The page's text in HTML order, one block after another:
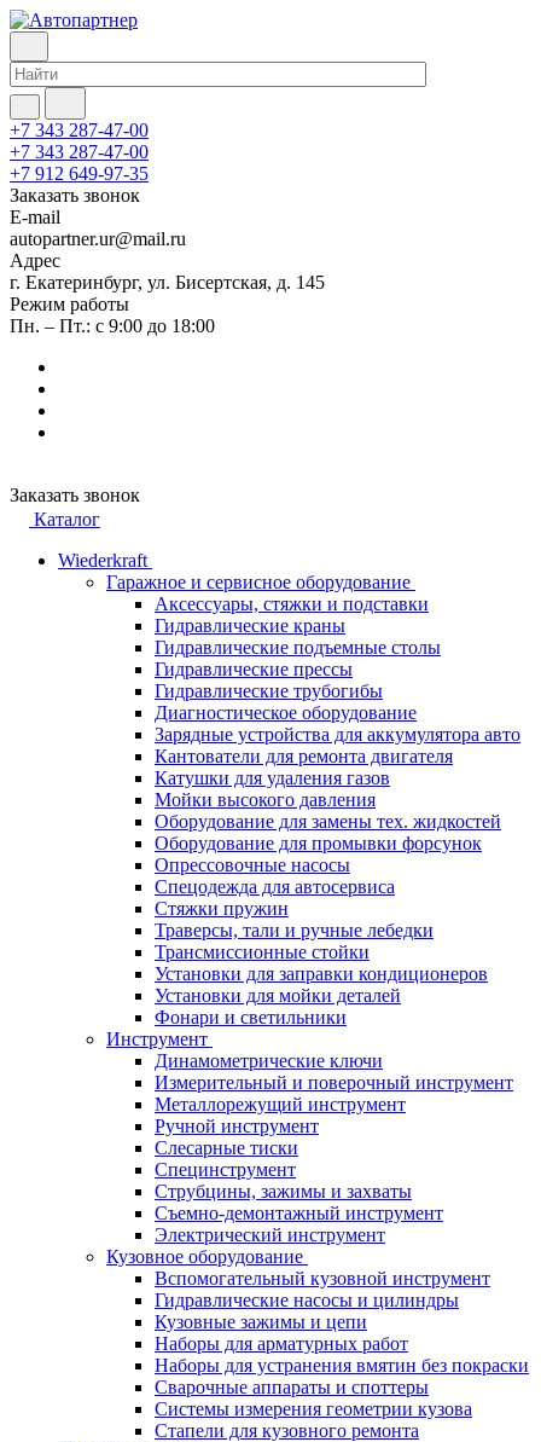
+7 343 287-47-00
+7 343 287-47-00
+7 912 649-97-35
Заказать звонок
E-mail
autopartner.ur@mail.ru
Адрес
г. Екатеринбург, ул. Бисертская, д. 145
Режим работы
Пн. – Пт.: с 9:00 до 18:00
Заказать звонок
Каталог
Wiederkraft
Гаражное и сервисное оборудование
Аксессуары, стяжки и подставки
Гидравлические краны
Гидравлические подъемные столы
Гидравлические прессы
Гидравлические трубогибы
Диагностическое оборудование
Зарядные устройства для аккумулятора авто
Кантователи для ремонта двигателя
Катушки для удаления газов
Мойки высокого давления
Оборудование для замены тех. жидкостей
Оборудование для промывки форсунок
Опрессовочные насосы
Спецодежда для автосервиса
Стяжки пружин
Траверсы, тали и ручные лебедки
Трансмиссионные стойки
Установки для заправки кондиционеров
Установки для мойки деталей
Фонари и светильники
Инструмент
Динамометрические ключи
Измерительный и поверочный инструмент
Металлорежущий инструмент
Ручной инструмент
Слесарные тиски
Специнструмент
Струбцины, зажимы и захваты
Съемно-демонтажный инструмент
Электрический инструмент
Кузовное оборудование
Вспомогательный кузовной инструмент
Гидравлические насосы и цилиндры
Кузовные зажимы и цепи
Наборы для арматурных работ
Наборы для устранения вмятин без покраски
Сварочные аппараты и споттеры
Системы измерения геометрии кузова
Стапели для кузовного ремонта